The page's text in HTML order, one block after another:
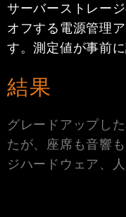
サーバーストレー
オフする電源管理
す。測定値が事前
結果
グレードアップし
たが、座席も音響
ジハードウェア、